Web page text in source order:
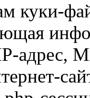
куки-
адрес,